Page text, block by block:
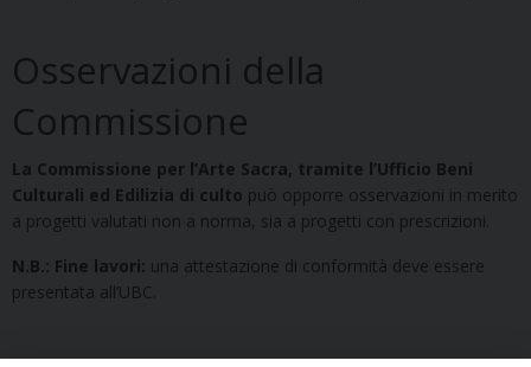
Osservazioni della
Commissione
La Commissione per l’Arte Sacra, tramite l’Ufficio Beni
Culturali ed Edilizia di culto può opporre osservazioni in merito
a progetti valutati non a norma, sia a progetti con prescrizioni.
N.B.: Fine lavori: una attestazione di conformità deve essere
presentata all’UBC.